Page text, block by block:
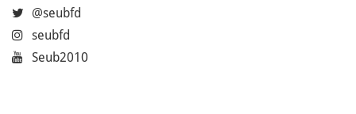
@seubfd
seubfd
Seub2010